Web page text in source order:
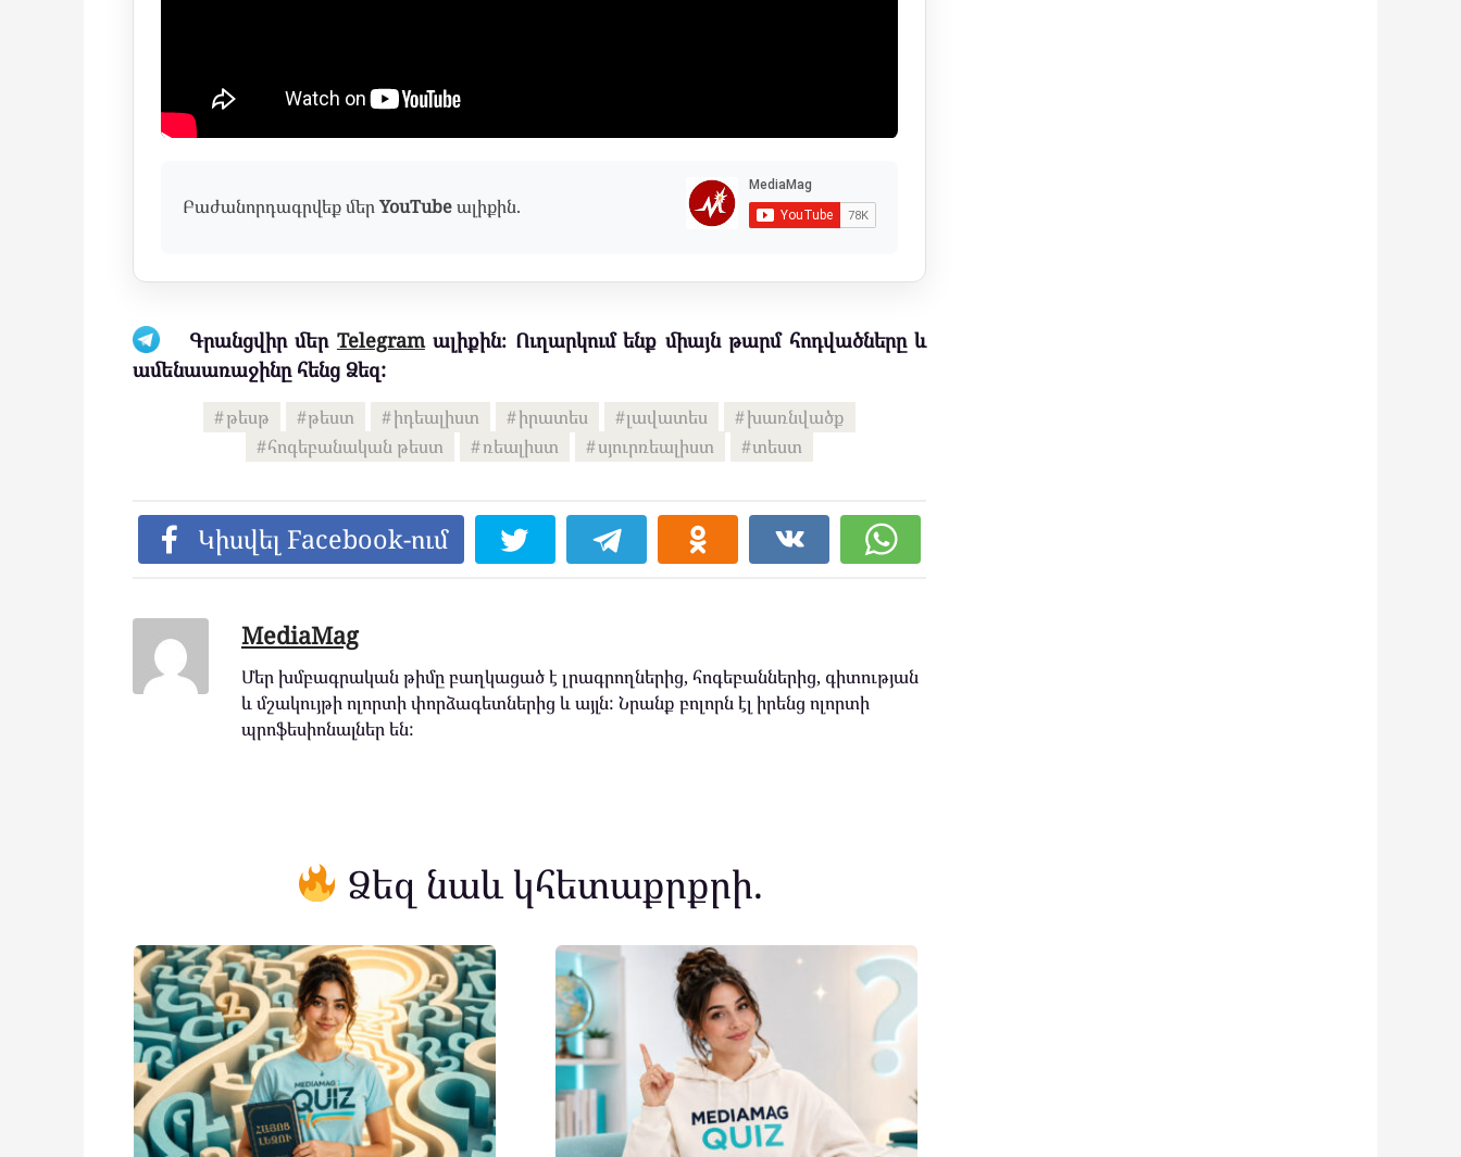
Բաժանորդագրվեք մերYouTubeալիքին.
Գրանցվիր մեր Telegramալիքին։ Ուղարկում ենք միայն թարմ հոդվածները և
ամենաառաջինը հենց Ձեզ:
թեսթ թեստ իդեալիստ իրատես լավատես
խառնվածք
հոգեբանական թեստ
ռեալիստ սյուրռեալիստ տեստ
Կիսվել Facebook-ում
MediaMag
Մեր խմբագրական թիմը բաղկացած է լրագրողներից, հոգեբաններից, գիտության
և մշակույթի ոլորտի փորձագետներից և այլն: Նրանք բոլորն էլ իրենց ոլորտի
պրոֆեսիոնալներ են:
Ձեզ նաև կհետաքրքրի.